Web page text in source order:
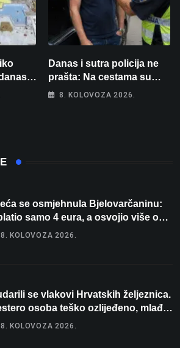
u
Danas i sutra policija ne
prašta: Na cestama su
posebno na meti ovi
8. KOLOVOZA 2026.
se osmjehnula Bjelovarčaninu:
samo 4 eura, a osvojio više od
tisuća eura
8. KOLOVOZA 2026.
se vlakovi Hrvatskih željeznica.
osoba teško ozlijeđeno, mlađa
na intenzivnoj
8. KOLOVOZA 2026.